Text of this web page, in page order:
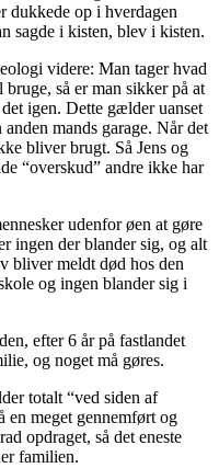
dukkede op i hverdagen
sagde i kisten, blev i kisten.
videre: Man tager hvad
så er man sikker på at
igen. Dette gælder uanset
mands garage. Når det
bliver brugt. Så Jens og
“overskud” andre ikke har
udenfor øen at gøre
ingen der blander sig, og alt
bliver meldt død hos den
og ingen blander sig i
efter 6 år på fastlandet
og noget må gøres.
totalt “ved siden af
en meget gennemført og
opdraget, så det eneste
familien.